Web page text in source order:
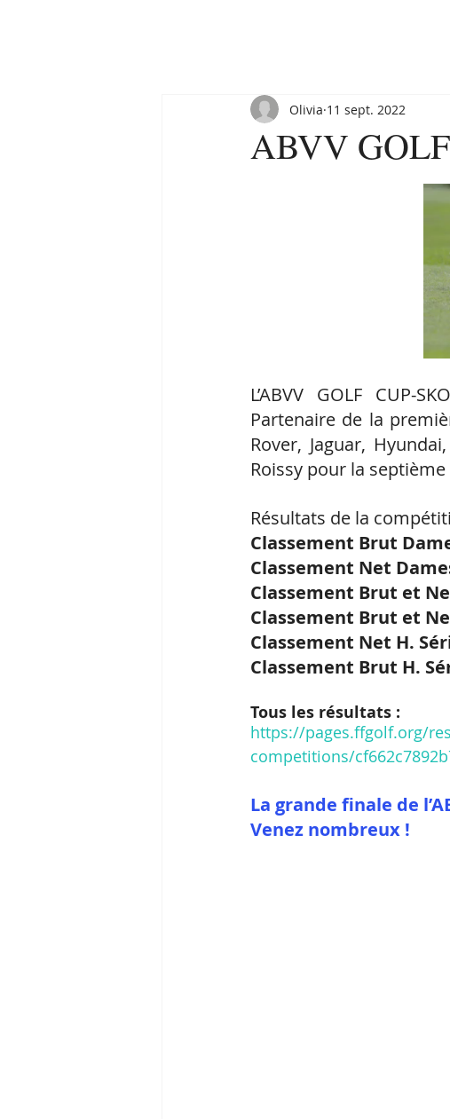
ABVV
Olivia 11 sept. 2022
L’ABVV GOLF CUP-
Partenaire de la
Rover, Jaguar,
Roissy pour la
Résultats de la
Classement Brut
Classement Net
Classement Brut et
Classement Brut et
Classement Net H.
Classement Brut H.
Tous les résultats :
https://pages.ffgolf.org/
competitions/
La grande finale de
Venez nombreux !